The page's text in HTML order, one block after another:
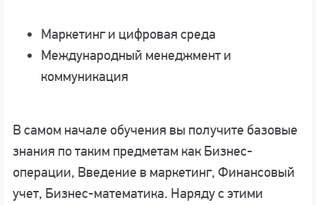
Маркетинг и цифровая среда
Международный менеджмент и
коммуникация
В самом начале обучения вы получите базовые
знания по таким предметам как Бизнес-
операции, Введение в маркетинг, Финансовый
учет, Бизнес-математика. Наряду с этими